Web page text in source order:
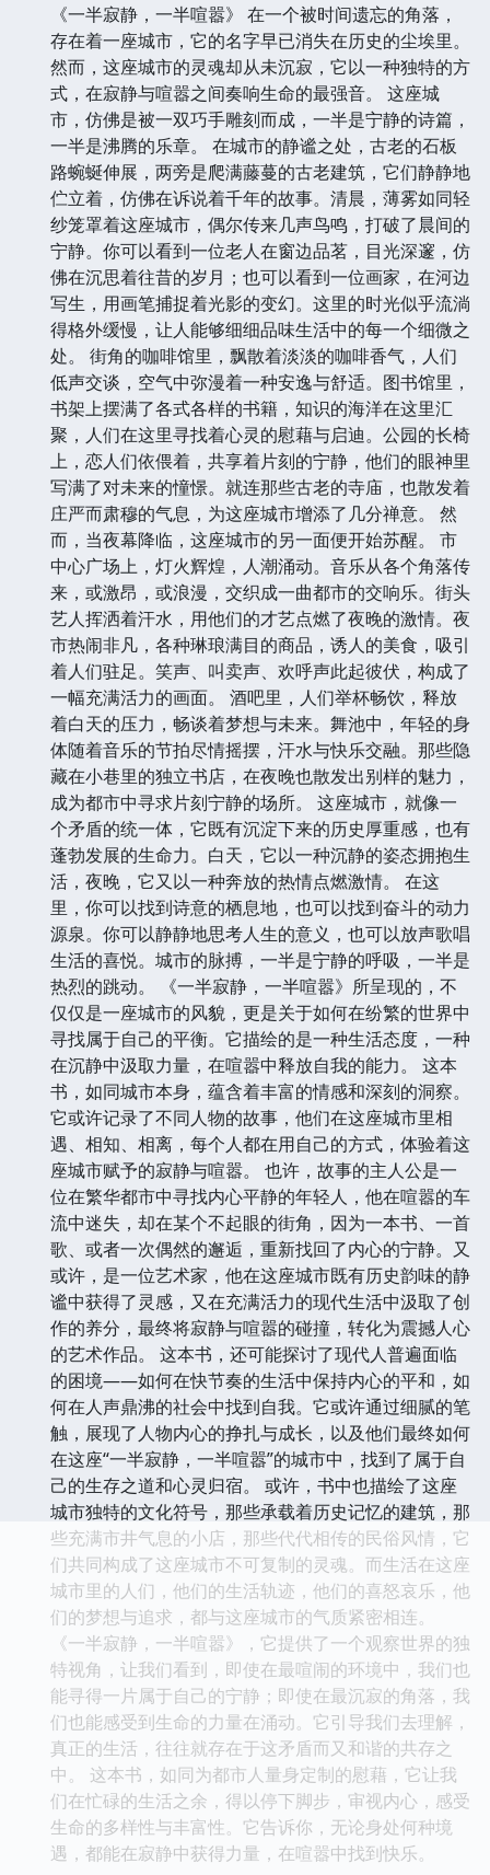
《一半寂静，一半喧嚣》 在一个被时间遗忘的角落，
存在着一座城市，它的名字早已消失在历史的尘埃里。
然而，这座城市的灵魂却从未沉寂，它以一种独特的方
式，在寂静与喧嚣之间奏响生命的最强音。 这座城
市，仿佛是被一双巧手雕刻而成，一半是宁静的诗篇，
一半是沸腾的乐章。 在城市的静谧之处，古老的石板
路蜿蜒伸展，两旁是爬满藤蔓的古老建筑，它们静静地
伫立着，仿佛在诉说着千年的故事。清晨，薄雾如同轻
纱笼罩着这座城市，偶尔传来几声鸟鸣，打破了晨间的
宁静。你可以看到一位老人在窗边品茗，目光深邃，仿
佛在沉思着往昔的岁月；也可以看到一位画家，在河边
写生，用画笔捕捉着光影的变幻。这里的时光似乎流淌
得格外缓慢，让人能够细细品味生活中的每一个细微之
处。 街角的咖啡馆里，飘散着淡淡的咖啡香气，人们
低声交谈，空气中弥漫着一种安逸与舒适。图书馆里，
书架上摆满了各式各样的书籍，知识的海洋在这里汇
聚，人们在这里寻找着心灵的慰藉与启迪。公园的长椅
上，恋人们依偎着，共享着片刻的宁静，他们的眼神里
写满了对未来的憧憬。就连那些古老的寺庙，也散发着
庄严而肃穆的气息，为这座城市增添了几分禅意。 然
而，当夜幕降临，这座城市的另一面便开始苏醒。 市
中心广场上，灯火辉煌，人潮涌动。音乐从各个角落传
来，或激昂，或浪漫，交织成一曲都市的交响乐。街头
艺人挥洒着汗水，用他们的才艺点燃了夜晚的激情。夜
市热闹非凡，各种琳琅满目的商品，诱人的美食，吸引
着人们驻足。笑声、叫卖声、欢呼声此起彼伏，构成了
一幅充满活力的画面。 酒吧里，人们举杯畅饮，释放
着白天的压力，畅谈着梦想与未来。舞池中，年轻的身
体随着音乐的节拍尽情摇摆，汗水与快乐交融。那些隐
藏在小巷里的独立书店，在夜晚也散发出别样的魅力，
成为都市中寻求片刻宁静的场所。 这座城市，就像一
个矛盾的统一体，它既有沉淀下来的历史厚重感，也有
蓬勃发展的生命力。白天，它以一种沉静的姿态拥抱生
活，夜晚，它又以一种奔放的热情点燃激情。 在这
里，你可以找到诗意的栖息地，也可以找到奋斗的动力
源泉。你可以静静地思考人生的意义，也可以放声歌唱
生活的喜悦。城市的脉搏，一半是宁静的呼吸，一半是
热烈的跳动。 《一半寂静，一半喧嚣》所呈现的，不
仅仅是一座城市的风貌，更是关于如何在纷繁的世界中
寻找属于自己的平衡。它描绘的是一种生活态度，一种
在沉静中汲取力量，在喧嚣中释放自我的能力。 这本
书，如同城市本身，蕴含着丰富的情感和深刻的洞察。
它或许记录了不同人物的故事，他们在这座城市里相
遇、相知、相离，每个人都在用自己的方式，体验着这
座城市赋予的寂静与喧嚣。 也许，故事的主人公是一
位在繁华都市中寻找内心平静的年轻人，他在喧嚣的车
流中迷失，却在某个不起眼的街角，因为一本书、一首
歌、或者一次偶然的邂逅，重新找回了内心的宁静。又
或许，是一位艺术家，他在这座城市既有历史韵味的静
谧中获得了灵感，又在充满活力的现代生活中汲取了创
作的养分，最终将寂静与喧嚣的碰撞，转化为震撼人心
的艺术作品。 这本书，还可能探讨了现代人普遍面临
的困境——如何在快节奏的生活中保持内心的平和，如
何在人声鼎沸的社会中找到自我。它或许通过细腻的笔
触，展现了人物内心的挣扎与成长，以及他们最终如何
在这座“一半寂静，一半喧嚣”的城市中，找到了属于自
己的生存之道和心灵归宿。 或许，书中也描绘了这座
城市独特的文化符号，那些承载着历史记忆的建筑，那
些充满市井气息的小店，那些代代相传的民俗风情，它
们共同构成了这座城市不可复制的灵魂。而生活在这座
城市里的人们，他们的生活轨迹，他们的喜怒哀乐，他
们的梦想与追求，都与这座城市的气质紧密相连。
《一半寂静，一半喧嚣》，它提供了一个观察世界的独
特视角，让我们看到，即使在最喧闹的环境中，我们也
能寻得一片属于自己的宁静；即使在最沉寂的角落，我
们也能感受到生命的力量在涌动。它引导我们去理解，
真正的生活，往往就存在于这矛盾而又和谐的共存之
中。 这本书，如同为都市人量身定制的慰藉，它让我
们在忙碌的生活之余，得以停下脚步，审视内心，感受
生命的多样性与丰富性。它告诉你，无论身处何种境
遇，都能在寂静中获得力量，在喧嚣中找到快乐。